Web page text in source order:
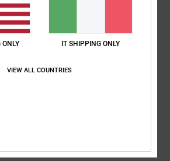
ONLY IT SHIPPING ONLY
VIEW ALL COUNTRIES